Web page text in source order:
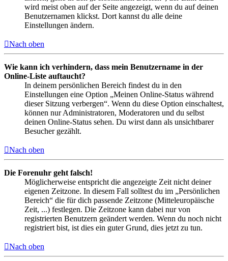
wird meist oben auf der Seite angezeigt, wenn du auf deinen
Benutzernamen klickst. Dort kannst du alle deine
Einstellungen ändern.
Nach oben
Wie kann ich verhindern, dass mein Benutzername in der
Online-Liste auftaucht?
In deinem persönlichen Bereich findest du in den
Einstellungen eine Option „Meinen Online-Status während
dieser Sitzung verbergen“. Wenn du diese Option einschaltest,
können nur Administratoren, Moderatoren und du selbst
deinen Online-Status sehen. Du wirst dann als unsichtbarer
Besucher gezählt.
Nach oben
Die Forenuhr geht falsch!
Möglicherweise entspricht die angezeigte Zeit nicht deiner
eigenen Zeitzone. In diesem Fall solltest du im „Persönlichen
Bereich“ die für dich passende Zeitzone (Mitteleuropäische
Zeit, ...) festlegen. Die Zeitzone kann dabei nur von
registrierten Benutzern geändert werden. Wenn du noch nicht
registriert bist, ist dies ein guter Grund, dies jetzt zu tun.
Nach oben